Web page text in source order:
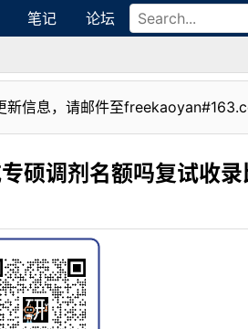
笔记 论坛
新信息，请邮件至
硕调剂名额吗复试收录